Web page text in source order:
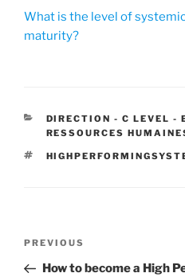
What is the level of
maturity?
CATEGORIES
DIRECTION - C LEVEL -
RESSOURCES
TAGS
Previous
Post
PREVIOUS
How to become a High